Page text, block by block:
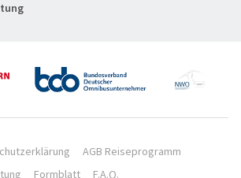
AGB Reiseprogramm
Formblatt F.A.Q.